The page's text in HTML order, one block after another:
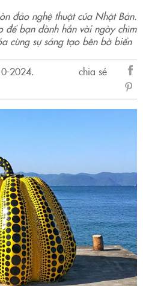
đảo nghệ thuật của Nhật Bản.
để bạn dành hẳn vài ngày chìm
cùng sự sáng tạo bên bờ biển
2024.
chia sẻ
sẻ